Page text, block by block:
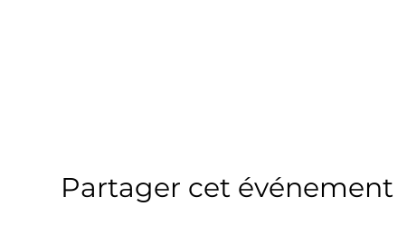
Partager cet événement